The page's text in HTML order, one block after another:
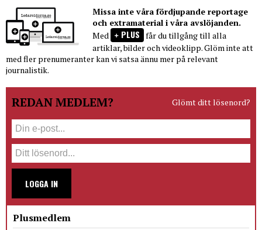
Missa inte våra fördjupande reportage
och extramaterial i våra avslöjanden.
Med
PLUS får du tillgång till alla
artiklar, bilder och videoklipp. Glöm inte att
med fler prenumeranter kan vi satsa ännu mer på relevant
journalistik.
REDAN MEDLEM? Glömt ditt lösenord?
LOGGA IN
Plusmedlem